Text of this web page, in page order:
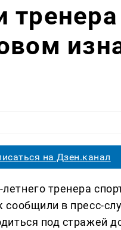
на Дзен.канал
тренера
сообщили в пресс-
под стражей